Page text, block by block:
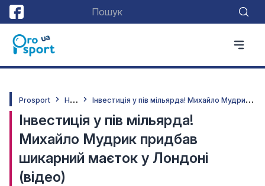
Prosport Н
овини І
нвестиція у пів мільярда! Михайло Мудрик придбав шикарний маєток у Лондоні (відео)
Інвестиція у пів мільярда!
Михайло Мудрик придбав
шикарний маєток у Лондоні
(відео)